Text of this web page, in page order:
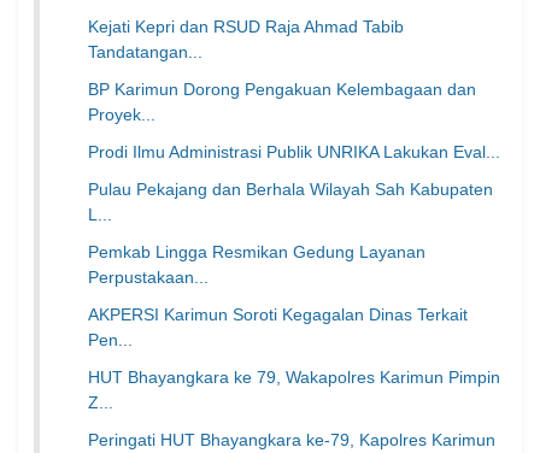
Kejati Kepri dan RSUD Raja Ahmad Tabib
Tandatangan...
BP Karimun Dorong Pengakuan Kelembagaan dan
Proyek...
Prodi Ilmu Administrasi Publik UNRIKA Lakukan Eval...
Pulau Pekajang dan Berhala Wilayah Sah Kabupaten
L...
Pemkab Lingga Resmikan Gedung Layanan
Perpustakaan...
AKPERSI Karimun Soroti Kegagalan Dinas Terkait
Pen...
HUT Bhayangkara ke 79, Wakapolres Karimun Pimpin
Z...
Peringati HUT Bhayangkara ke-79, Kapolres Karimun